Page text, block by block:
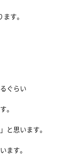
す。
ぐらい
。
と思います。
ます。